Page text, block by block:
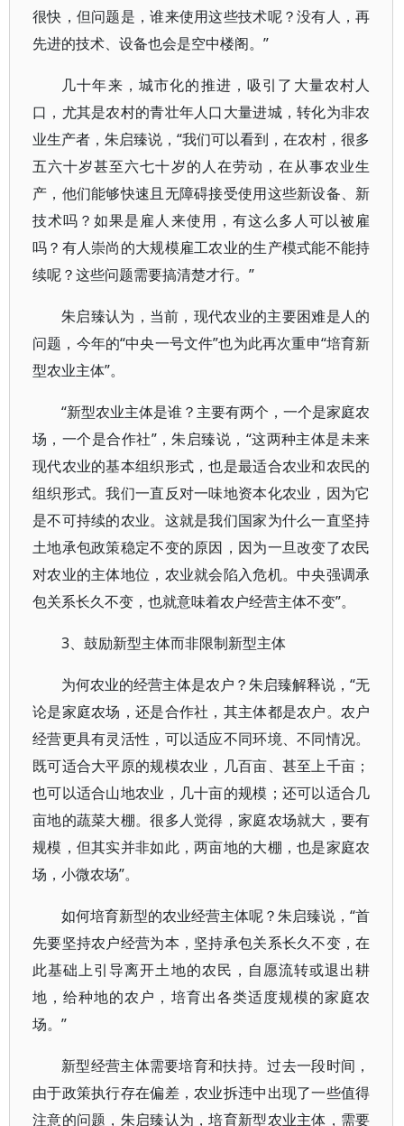
很快，但问题是，谁来使用这些技术呢？没有人，再
先进的技术、设备也会是空中楼阁。”
几十年来，城市化的推进，吸引了大量农村人
口，尤其是农村的青壮年人口大量进城，转化为非农
业生产者，朱启臻说，“我们可以看到，在农村，很多
五六十岁甚至六七十岁的人在劳动，在从事农业生
产，他们能够快速且无障碍接受使用这些新设备、新
技术吗？如果是雇人来使用，有这么多人可以被雇
吗？有人崇尚的大规模雇工农业的生产模式能不能持
续呢？这些问题需要搞清楚才行。”
朱启臻认为，当前，现代农业的主要困难是人的
问题，今年的“中央一号文件”也为此再次重申“培育新
型农业主体”。
“新型农业主体是谁？主要有两个，一个是家庭农
场，一个是合作社”，朱启臻说，“这两种主体是未来
现代农业的基本组织形式，也是最适合农业和农民的
组织形式。我们一直反对一味地资本化农业，因为它
是不可持续的农业。这就是我们国家为什么一直坚持
土地承包政策稳定不变的原因，因为一旦改变了农民
对农业的主体地位，农业就会陷入危机。中央强调承
包关系长久不变，也就意味着农户经营主体不变”。
3、鼓励新型主体而非限制新型主体
为何农业的经营主体是农户？朱启臻解释说，“无
论是家庭农场，还是合作社，其主体都是农户。农户
经营更具有灵活性，可以适应不同环境、不同情况。
既可适合大平原的规模农业，几百亩、甚至上千亩；
也可以适合山地农业，几十亩的规模；还可以适合几
亩地的蔬菜大棚。很多人觉得，家庭农场就大，要有
规模，但其实并非如此，两亩地的大棚，也是家庭农
场，小微农场”。
如何培育新型的农业经营主体呢？朱启臻说，“首
先要坚持农户经营为本，坚持承包关系长久不变，在
此基础上引导离开土地的农民，自愿流转或退出耕
地，给种地的农户，培育出各类适度规模的家庭农
场。”
新型经营主体需要培育和扶持。过去一段时间，
由于政策执行存在偏差，农业拆违中出现了一些值得
注意的问题，朱启臻认为，培育新型农业主体，需要